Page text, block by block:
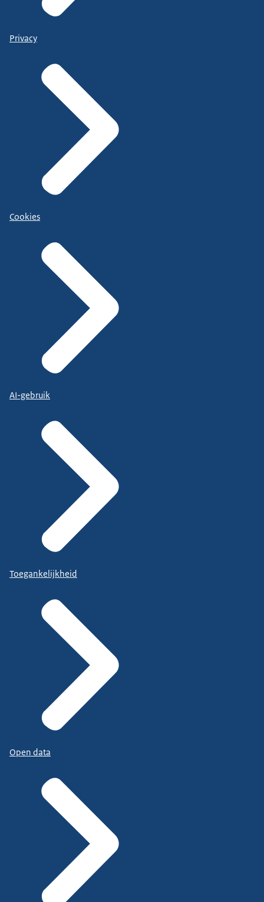
Privacy
Cookies
AI-gebruik
Toegankelijkheid
Open data